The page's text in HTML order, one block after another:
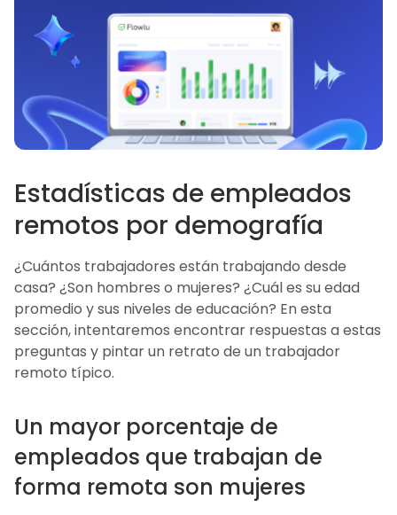
Estadísticas de empleados
remotos por demografía
¿Cuántos trabajadores están trabajando desde
casa? ¿Son hombres o mujeres? ¿Cuál es su edad
promedio y sus niveles de educación? En esta
sección, intentaremos encontrar respuestas a estas
preguntas y pintar un retrato de un trabajador
remoto típico.
Un mayor porcentaje de
empleados que trabajan de
forma remota son mujeres